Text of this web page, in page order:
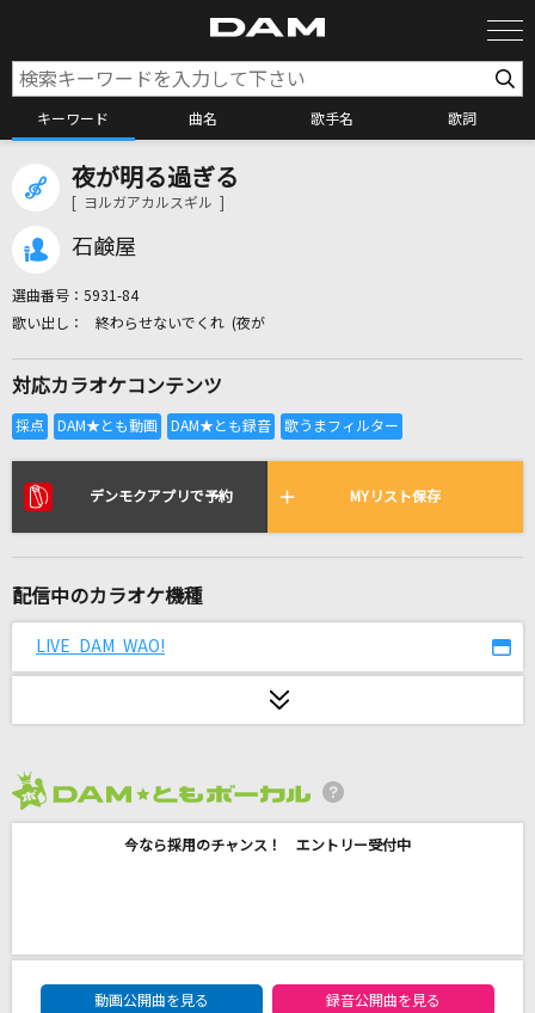
キーワード 曲名 歌手名 歌詞
カラオケ検索
全国りれき
リアルタイムで歌われている曲の一覧
HOWEVER
[生音]夜桜お七
THE BACK HORN
サクラウサギ
夜が明る過ぎる
[ ヨルガアカルスギル ]
石鹸屋
選曲番号： 5931-84
終わらせないでくれ (夜が
対応カラオケコンテンツ
デンモクアプリで予約 MYリスト保存
配信中のカラオケ機種
LIVE DAM WAO!
今なら採用のチャンス！ エントリー受付中
DAM★ともボーカルエントリーランキング
動画公開曲を見る
録音公開曲を見る